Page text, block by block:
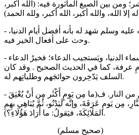
ومن بين الصيغ المأثورة فيه: (الله أكبر،
- ﺃﻥ ﺭﺳﻮﻝ اﻟﻠﻪ ﺻﻠﻰ اﻟﻠﻪ ﻋﻠﻴﻪ ﻭﺳﻠﻢ ﺷﻬﺪ ﻟﻪ ﺑﺄﻧﻪ ﺃﻓﻀﻞ ﺃﻳﺎﻡ اﻟﺪﻧﻴﺎ،
وﺣﺙ ﻋﻠﻰ ﺃﻓﻌﺎﻝ اﻟﺨﻴﺮ ﻓﻴﻪ.
- فيه ينزل الله إلى السماء الدنيا، ويَستجيب الدعاء؛ فخيرُ الدعاء
عرفة، كما في الحديث الصحيح . وقد كان
السلف يَدّخِرون حوائجَهم وطلباتِهم له.
- أنه يومٌ للمغفرة والعتقِ من النار. ف(ما مِن يَومٍ أَكْثَر مِن أَنْ يُعْتِقَ
مِن يَومِ عَرَفَةَ، وإنَّه لَيَدْنُو، ثُمَّ يُبَاهِي بهِمِ
المَلَائِكَةَ، فيَقولُ: ما أَرَادَ هَؤُلَاءِ؟).
(صحيح مسلم)